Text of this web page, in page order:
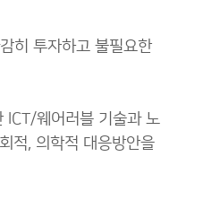
히 투자하고 불필요한
ICT/웨어러블 기술과 노
적, 의학적 대응방안을